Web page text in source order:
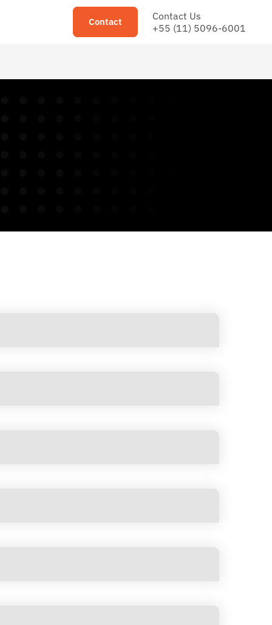
Contact
Contact Us
+55 (11) 5096-6001